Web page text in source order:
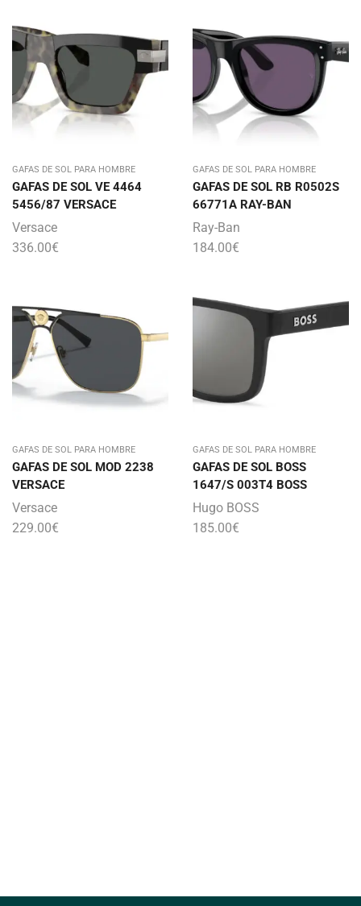
GAFAS DE SOL PARA HOMBRE
GAFAS DE SOL VE 4464
5456/87 VERSACE
Versace
336.00€
GAFAS DE SOL PARA HOMBRE
GAFAS DE SOL RB R0502S
66771A RAY-BAN
Ray-Ban
184.00€
GAFAS DE SOL PARA HOMBRE
GAFAS DE SOL MOD 2238
VERSACE
Versace
229.00€
GAFAS DE SOL PARA HOMBRE
GAFAS DE SOL BOSS
1647/S 003T4 BOSS
Hugo BOSS
185.00€